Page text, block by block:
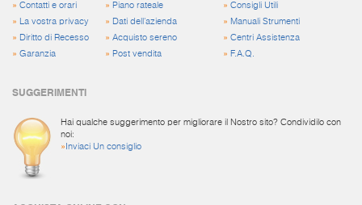
» Contatti e orari
» La vostra privacy
» Diritto di Recesso
» Garanzia
» Piano rateale
» Dati dell'azienda
» Acquisto sereno
» Post vendita
»Consigli Utili
» Manuali Strumenti
»Centri Assistenza
» F.A.Q.
SUGGERIMENTI
Hai qualche suggerimento per migliorare il Nostro sito? Condividilo con
noi:
» Inviaci Un consiglio